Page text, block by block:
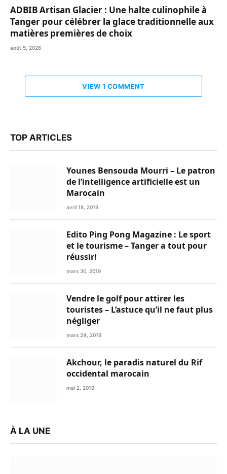
ADBIB Artisan Glacier : Une halte culinophile à
Tanger pour célébrer la glace traditionnelle aux
matières premières de choix
août 5, 2026
VIEW 1 COMMENT
TOP ARTICLES
Younes Bensouda Mourri – Le patron
de l’intelligence artificielle est un
Marocain
avril 18, 2019
Edito Ping Pong Magazine : Le sport
et le tourisme – Tanger a tout pour
réussir!
mars 30, 2019
Vendre le golf pour attirer les
touristes – L’astuce qu’il ne faut plus
négliger
mars 24, 2019
Akchour, le paradis naturel du Rif
occidental marocain
mai 2, 2019
À LA UNE